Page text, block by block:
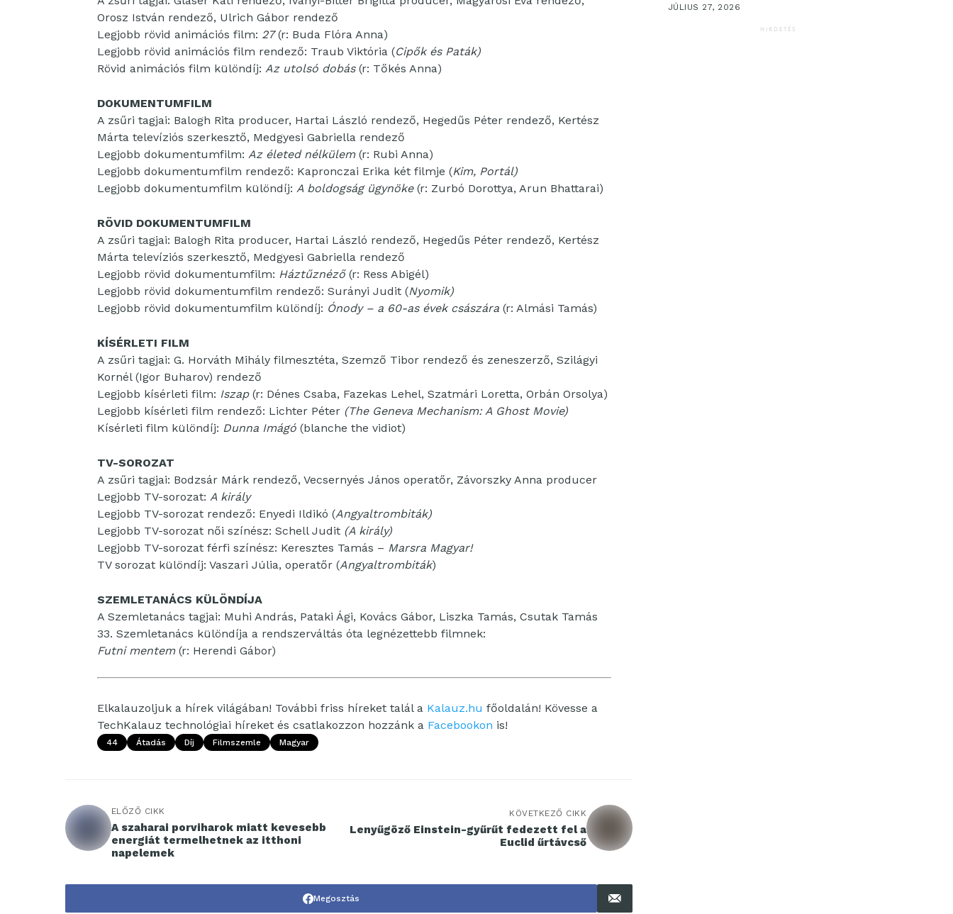
Orosz István rendező, Ulrich Gábor rendező
Legjobb rövid animációs film: 27(r: Buda Flóra Anna)
Legjobb rövid animációs film rendező: Traub Viktória (Cipők és Paták)
Rövid animációs film különdíj: Az utolsó dobás (r: Tőkés Anna)
DOKUMENTUMFILM
A zsűri tagjai: Balogh Rita producer, Hartai László rendező, Hegedűs Péter rendező, Kertész
Márta televíziós szerkesztő, Medgyesi Gabriella rendező
Legjobb dokumentumfilm: Az életed nélkülem(r: Rubi Anna)
Legjobb dokumentumfilm rendező: Kapronczai Erika két filmje (Kim, Portál)
Legjobb dokumentumfilm különdíj: A boldogság ügynöke(r: Zurbó Dorottya, Arun Bhattarai)
RÖVID DOKUMENTUMFILM
A zsűri tagjai: Balogh Rita producer, Hartai László rendező, Hegedűs Péter rendező, Kertész
Márta televíziós szerkesztő, Medgyesi Gabriella rendező
Legjobb rövid dokumentumfilm: Háztűznéző(r: Ress Abigél)
Legjobb rövid dokumentumfilm rendező: Surányi Judit (Nyomik)
Legjobb rövid dokumentumfilm különdíj: Ónody – a 60-as évek császára (r: Almási Tamás)
KÍSÉRLETI FILM
A zsűri tagjai: G. Horváth Mihály filmesztéta, Szemző Tibor rendező és zeneszerző, Szilágyi
Kornél (Igor Buharov) rendező
Legjobb kísérleti film: Iszap(r: Dénes Csaba, Fazekas Lehel, Szatmári Loretta, Orbán Orsolya)
Legjobb kísérleti film rendező: Lichter Péter (The Geneva Mechanism: A Ghost Movie)
Kísérleti film különdíj: Dunna Imágó (blanche the vidiot)
TV-SOROZAT
A zsűri tagjai: Bodzsár Márk rendező, Vecsernyés János operatőr, Závorszky Anna producer
Legjobb TV-sorozat: A király
Legjobb TV-sorozat rendező: Enyedi Ildikó (Angyaltrombiták)
Legjobb TV-sorozat női színész: Schell Judit (A király)
Legjobb TV-sorozat férfi színész: Keresztes Tamás – Marsra Magyar!
TV sorozat különdíj: Vaszari Júlia, operatőr (Angyaltrombiták)
SZEMLETANÁCS KÜLÖNDÍJA
A Szemletanács tagjai: Muhi András, Pataki Ági, Kovács Gábor, Liszka Tamás, Csutak Tamás
33. Szemletanács különdíja a rendszerváltás óta legnézettebb filmnek:
Futni mentem(r: Herendi Gábor)
Elkalauzoljuk a hírek világában! További friss híreket talál a Kalauz.hu főoldalán! Kövesse a
TechKalauz technológiai híreket és csatlakozzon hozzánk a Facebookon is!
44 Átadás Díj Filmszemle Magyar
ELŐZŐ CIKK
A szaharai porviharok miatt kevesebb
energiát termelhetnek az itthoni
napelemek
KÖVETKEZŐ CIKK
Lenyűgöző Einstein-gyűrűt fedezett fel a
Euclid űrtávcső
Megosztás
JÚLIUS 27, 2026
HIRDETÉS